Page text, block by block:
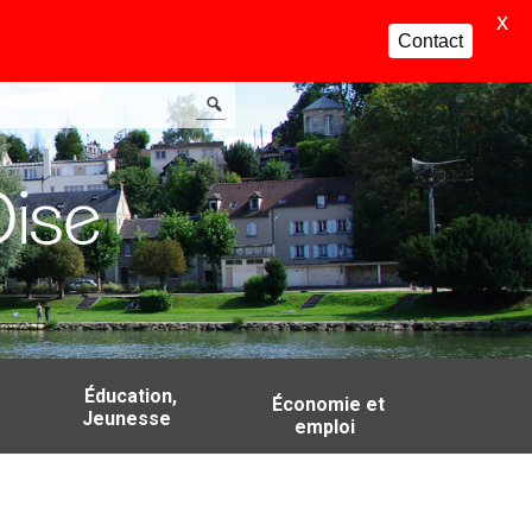
Éducation,
Jeunesse
Économie et
emploi
Contact
X